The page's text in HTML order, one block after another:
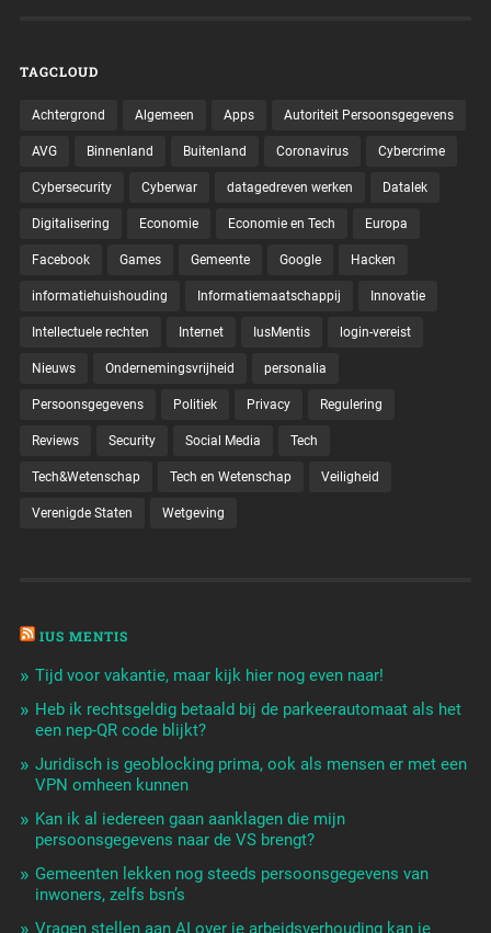
TAGCLOUD
Achtergrond Algemeen Apps Autoriteit Persoonsgegevens
AVG Binnenland Buitenland Coronavirus Cybercrime
Cybersecurity Cyberwar datagedreven werken Datalek
Digitalisering Economie Economie en Tech Europa
Facebook Games Gemeente Google Hacken
informatiehuishouding Informatiemaatschappij Innovatie
Intellectuele rechten Internet IusMentis login-vereist
Nieuws Ondernemingsvrijheid personalia
Persoonsgegevens Politiek Privacy Regulering
Reviews Security Social Media Tech
Tech&Wetenschap Tech en Wetenschap Veiligheid
Verenigde Staten Wetgeving
IUS MENTIS
Tijd voor vakantie, maar kijk hier nog even naar!
Heb ik rechtsgeldig betaald bij de parkeerautomaat als het
een nep-QR code blijkt?
Juridisch is geoblocking prima, ook als mensen er met een
VPN omheen kunnen
Kan ik al iedereen gaan aanklagen die mijn
persoonsgegevens naar de VS brengt?
Gemeenten lekken nog steeds persoonsgegevens van
inwoners, zelfs bsn’s
Vragen stellen aan AI over je arbeidsverhouding kan je